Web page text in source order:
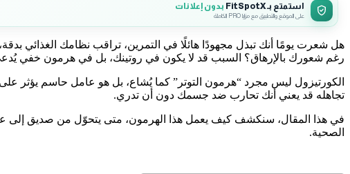
استمتع بـ FitSpotX بدون إعلانات
على الموقع والتطبيق مع مزايا PRO الكاملة
هل شعرت يومًا أنك تبذل مجهودًا هائلًا في التمرين، تراقب نظامك الغذائي
رغم شعورك بالإرهاق؟ السبب قد لا يكون في روتينك، بل في هرمون خفي
الكورتيزول ليس مجرد “هرمون التوتر” كما يُشاع، بل هو عامل حاسم يؤثر
تجاهله قد يعني أنك تحارب ضد جسمك دون أن تدري.
في هذا المقال، سنكشف كيف يعمل هذا الهرمون، متى يتحوّل من صديق إلى
الصحية.